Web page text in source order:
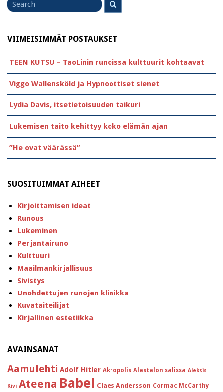
for
VIIMEISIMMÄT POSTAUKSET
TEEN KUTSU – TaoLinin runoissa kulttuurit kohtaavat
Viggo Wallensköld ja Hypnoottiset sienet
Lydia Davis, itsetietoisuuden taikuri
Lukemisen taito kehittyy koko elämän ajan
”He ovat väärässä”
SUOSITUIMMAT AIHEET
Kirjoittamisen ideat
Runous
Lukeminen
Perjantairuno
Kulttuuri
Maailmankirjallisuus
Sivistys
Unohdettujen runojen klinikka
Kuvataiteilijat
Kirjallinen estetiikka
AVAINSANAT
Aamulehti Adolf Hitler Akropolis Alastalon salissa Aleksis
Kivi Ateena Babel Claes Andersson Cormac McCarthy